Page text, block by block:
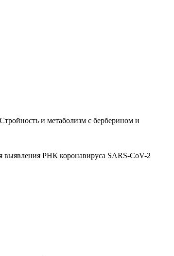
и метаболизм с берберином и
выявления РНК коронавируса SARS-CoV-2